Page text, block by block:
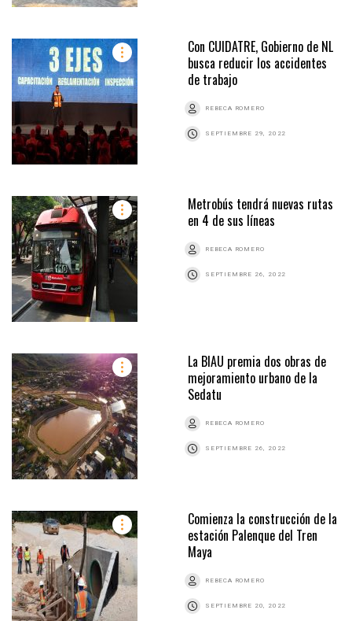
Con CUIDATRE, Gobierno de NL
busca reducir los accidentes
de trabajo
REBECA ROMERO
SEPTIEMBRE 29, 2022
Metrobús tendrá nuevas rutas
en 4 de sus líneas
REBECA ROMERO
SEPTIEMBRE 26, 2022
La BIAU premia dos obras de
mejoramiento urbano de la
Sedatu
REBECA ROMERO
SEPTIEMBRE 26, 2022
Comienza la construcción de la
estación Palenque del Tren
Maya
REBECA ROMERO
SEPTIEMBRE 20, 2022